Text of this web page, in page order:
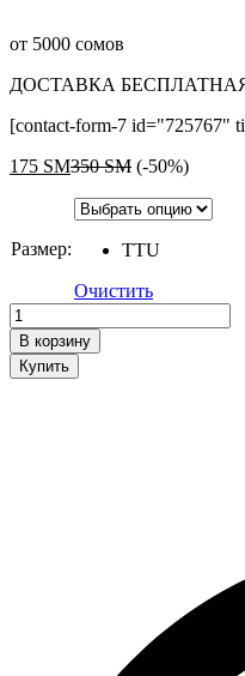
от 5000 сомов
ДОСТАВКА
[contact-form-7 id="725767"
175 ЅМ350ЅМ (-50%)
Размер:
TTU
Очистить
Ободок
quantity
В корзину
Купить